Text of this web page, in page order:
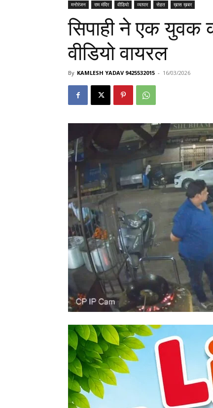
मनोरंजन
राम मंदिर वीडियो व्यापार सेहत ख़ास ख़बर
सिपाही ने एक युवक
वीडियो वायरल
By KAMLESH YADAV 9425532015 - 16/03/2026